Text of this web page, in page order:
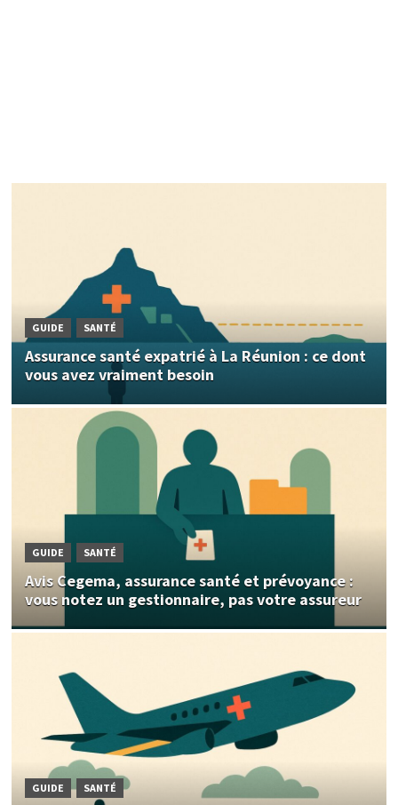
GUIDE SANTÉ
Assurance santé expatrié à La Réunion : ce dont
vous avez vraiment besoin
GUIDE SANTÉ
Avis Cegema, assurance santé et prévoyance :
vous notez un gestionnaire, pas votre assureur
GUIDE SANTÉ